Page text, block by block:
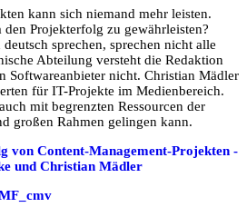
kann sich niemand mehr leisten.
Projekterfolg zu gewährleisten?
sprechen, sprechen nicht alle
Abteilung versteht die Redaktion
Softwareanbieter nicht. Christian Mädler
für IT-Projekte im Medienbereich.
mit begrenzten Ressourcen der
großen Rahmen gelingen kann.
von Content-Management-Projekten -
und Christian Mädler